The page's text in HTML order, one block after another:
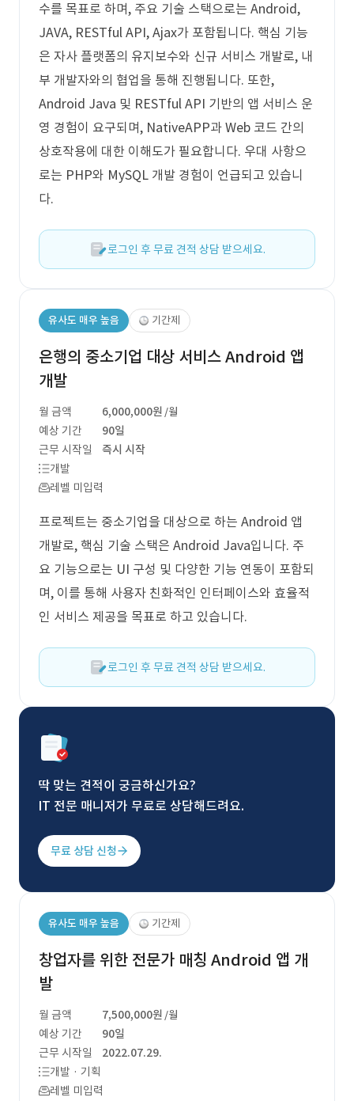
수를 목표로 하며, 주요 기술 스택으로는 Android,
JAVA, RESTful API, Ajax가 포함됩니다. 핵심 기능
은 자사 플랫폼의 유지보수와 신규 서비스 개발로, 내
부 개발자와의 협업을 통해 진행됩니다. 또한,
Android Java 및 RESTful API 기반의 앱 서비스 운
영 경험이 요구되며, NativeAPP과 Web 코드 간의
상호작용에 대한 이해도가 필요합니다. 우대 사항으
로는 PHP와 MySQL 개발 경험이 언급되고 있습니
다.
로그인 후 무료 견적 상담 받으세요.
유사도 매우 높음 기간제
은행의 중소기업 대상 서비스 Android 앱
개발
월 금액 6,000,000원 /월
예상 기간
90일
근무 시작일
즉시 시작
개발
레벨 미입력
프로젝트는 중소기업을 대상으로 하는 Android 앱
개발로, 핵심 기술 스택은 Android Java입니다. 주
요 기능으로는 UI 구성 및 다양한 기능 연동이 포함되
며, 이를 통해 사용자 친화적인 인터페이스와 효율적
인 서비스 제공을 목표로 하고 있습니다.
로그인 후 무료 견적 상담 받으세요.
딱 맞는 견적이 궁금하신가요?
IT 전문 매니저가 무료로 상담해드려요.
무료 상담 신청
유사도 매우 높음 기간제
창업자를 위한 전문가 매칭 Android 앱 개
발
월 금액 7,500,000원 /월
예상 기간
90일
근무 시작일
2022.07.29.
개발 · 기획
레벨 미입력